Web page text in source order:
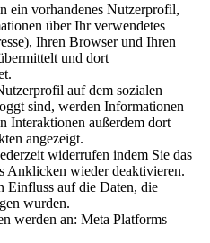
ein vorhandenes Nutzerprofil,
über Ihr verwendetes
Ihren Browser und Ihren
und dort
auf dem sozialen
sind, werden Informationen
Interaktionen außerdem dort
angezeigt.
widerrufen indem Sie das
Anklicken wieder deaktivieren.
Einfluss auf die Daten, die
wurden.
werden an: Meta Platforms